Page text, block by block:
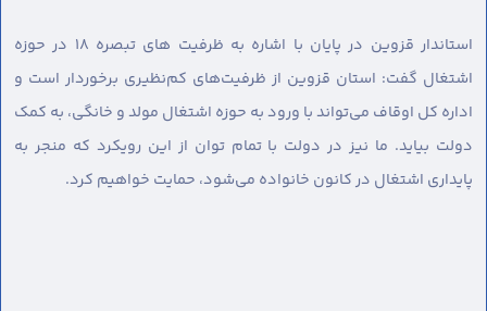
استاندار قزوین در پایان با اشاره به ظرفیت های تبصره ۱۸ در حوزه
اشتغال گفت: استان قزوین از ظرفیت‌های کم‌نظیری برخوردار است و
اداره کل اوقاف می‌تواند با ورود به حوزه اشتغال مولد و خانگی، به کمک
دولت بیاید. ما نیز در دولت با تمام توان از این رویکرد که منجر به
پایداری اشتغال در کانون خانواده می‌شود، حمایت خواهیم کرد.